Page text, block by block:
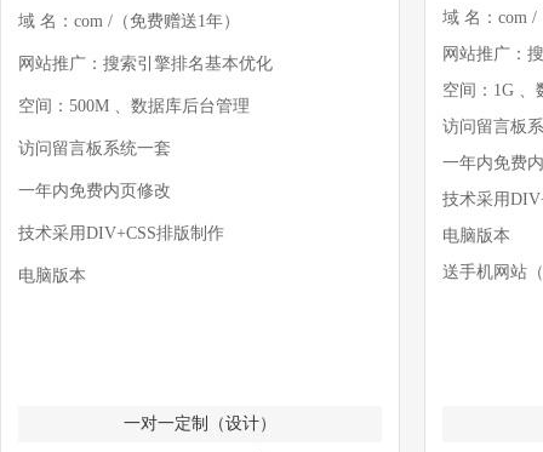
域 名：com /（免费赠送1年）
网站推广：搜索引擎排名基本优化
空间：500M 、数据库后台管理
访问留言板系统一套
一年内免费内页修改
技术采用DIV+CSS排版制作
电脑版本
一对一定制（设计）
域 名：com /
网站推广：
空间：1G 、
访问留言板
一年内免费
技术采用
电脑版本
送手机网站